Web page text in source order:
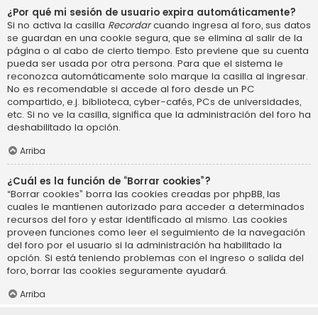
¿Por qué mi sesión de usuario expira automáticamente?
Si no activa la casilla Recordarcuando ingresa al foro, sus datos
se guardan en una cookie segura, que se elimina al salir de la
página o al cabo de cierto tiempo. Esto previene que su cuenta
pueda ser usada por otra persona. Para que el sistema le
reconozca automáticamente solo marque la casilla al ingresar.
No es recomendable si accede al foro desde un PC
compartido, e.j. biblioteca, cyber-cafés, PCs de universidades,
etc. Si no ve la casilla, significa que la administración del foro ha
deshabilitado la opción.
Arriba
¿Cuál es la función de “Borrar cookies”?
“Borrar cookies” borra las cookies creadas por phpBB, las
cuales le mantienen autorizado para acceder a determinados
recursos del foro y estar identificado al mismo. Las cookies
proveen funciones como leer el seguimiento de la navegación
del foro por el usuario si la administración ha habilitado la
opción. Si está teniendo problemas con el ingreso o salida del
foro, borrar las cookies seguramente ayudará.
Arriba